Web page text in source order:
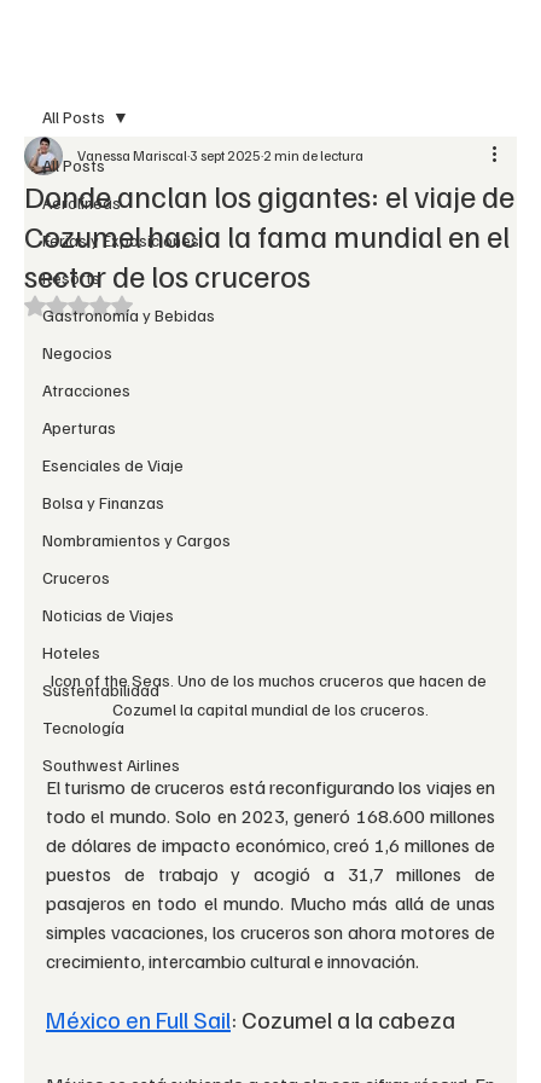
All Posts
Aerolíneas
Ferias y Exposiciones
Resorts
Gastronomía y Bebidas
Negocios
Atracciones
Aperturas
Esenciales de Viaje
Bolsa y Finanzas
Nombramientos y Cargos
Cruceros
Noticias de Viajes
Hoteles
Sustentabilidad
Tecnología
Southwest Airlines
All Posts
Donde anclan los gigantes: el viaje de
Cozumel hacia la fama mundial en el
sector de los cruceros
Vanessa Mariscal 3 sept 2025 2 min de lectura
Obtuvo NaN de 5 estrellas.
Icon of the Seas. Uno de los muchos cruceros que hacen de
Cozumel la capital mundial de los cruceros.
El turismo de cruceros está reconfigurando los viajes en
todo el mundo. Solo en 2023, generó 168.600 millones
de dólares de impacto económico, creó 1,6 millones de
puestos de trabajo y acogió a 31,7 millones de
pasajeros en todo el mundo. Mucho más allá de unas
simples vacaciones, los cruceros son ahora motores de
crecimiento, intercambio cultural e innovación.
México en Full Sail: Cozumel a la cabeza